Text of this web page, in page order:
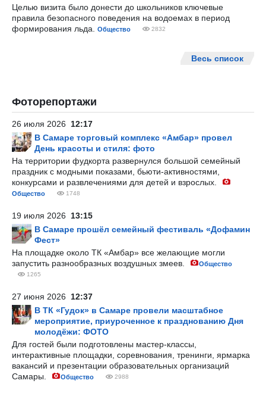
Целью визита было донести до школьников ключевые
правила безопасного поведения на водоемах в период
формирования льда.
Общество 2832
Весь список
Фоторепортажи
26 июля 2026 12:17
В Самаре торговый комплекс «Амбар» провел
День красоты и стиля: фото
На территории фудкорта развернулся большой семейный
праздник с модными показами, бьюти-активностями,
конкурсами и развлечениями для детей и взрослых.
Общество 1748
19 июля 2026 13:15
В Самаре прошёл семейный фестиваль «Дофамин
Фест»
На площадке около ТК «Амбар» все желающие могли
запустить разнообразных воздушных змеев.
Общество
1265
27 июня 2026 12:37
В ТК «Гудок» в Самаре провели масштабное
мероприятие, приуроченное к празднованию Дня
молодёжи: ФОТО
Для гостей были подготовлены мастер-классы,
интерактивные площадки, соревнования, тренинги, ярмарка
вакансий и презентации образовательных организаций
Самары.
Общество 2988